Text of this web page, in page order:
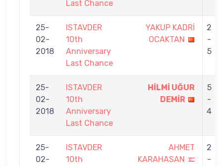
Last Chance
25-
02-
2018
ISTAVDER
10th
Anniversary
Last Chance
YAKUP KADRİ
OCAKTAN
2
-
5
25-
02-
2018
ISTAVDER
10th
Anniversary
Last Chance
HİLMİ UĞUR
DEMİR
5
-
4
25-
02-
ISTAVDER
10th
AHMET
KARAHASAN
2
-